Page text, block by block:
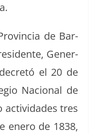
de Bar­
Gen­er­
el 20 de
Nacional de
activi­dades tres
enero de 1838,